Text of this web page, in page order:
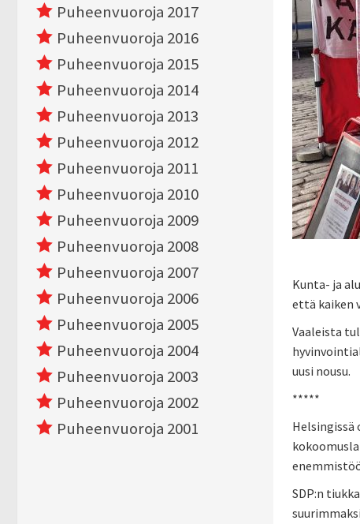
Kunta- ja
että kaiken
Vaaleista
uusi nousu.
*****
SDP:n
Puheenvuoroja 2017
Puheenvuoroja 2016
Puheenvuoroja 2015
Puheenvuoroja 2014
Puheenvuoroja 2013
Puheenvuoroja 2012
Puheenvuoroja 2011
Puheenvuoroja 2010
Puheenvuoroja 2009
Puheenvuoroja 2008
Puheenvuoroja 2007
Puheenvuoroja 2006
Puheenvuoroja 2005
Puheenvuoroja 2004
Puheenvuoroja 2003
Puheenvuoroja 2002
Puheenvuoroja 2001